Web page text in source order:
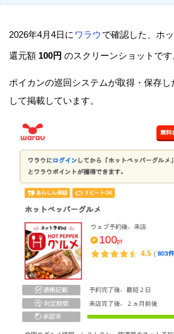
2026年4月4日に ワラウ で確認した、ホ
還元額 100円 のスクリーンショットです
ポイカンの巡回システムが取得・保存し
して掲載しています。